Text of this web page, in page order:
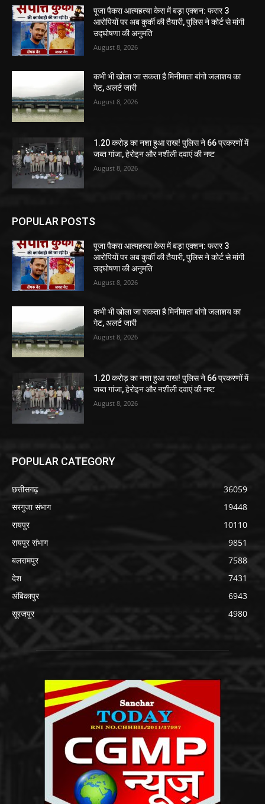
पूजा पैकरा आत्महत्या केस में बड़ा एक्शन: फरार 3
आरोपियों पर अब कुर्की की तैयारी, पुलिस ने कोर्ट से मांगी
उद्घोषणा की अनुमति
August 8, 2026
कभी भी खोला जा सकता है मिनीमाता बांगो जलाशय का
गेट, अलर्ट जारी
August 8, 2026
1.20 करोड़ का नशा हुआ राख! पुलिस ने 66 प्रकरणों में
जब्त गांजा, हेरोइन और नशीली दवाएं की नष्ट
August 8, 2026
POPULAR POSTS
पूजा पैकरा आत्महत्या केस में बड़ा एक्शन: फरार 3
आरोपियों पर अब कुर्की की तैयारी, पुलिस ने कोर्ट से मांगी
उद्घोषणा की अनुमति
August 8, 2026
कभी भी खोला जा सकता है मिनीमाता बांगो जलाशय का
गेट, अलर्ट जारी
August 8, 2026
1.20 करोड़ का नशा हुआ राख! पुलिस ने 66 प्रकरणों में
जब्त गांजा, हेरोइन और नशीली दवाएं की नष्ट
August 8, 2026
POPULAR CATEGORY
छत्तीसगढ़
36059
सरगुजा संभाग
19448
रायपुर
10110
रायपुर संभाग
9851
बलरामपुर
7588
देश
7431
अंबिकापुर
6943
सूरजपुर
4980